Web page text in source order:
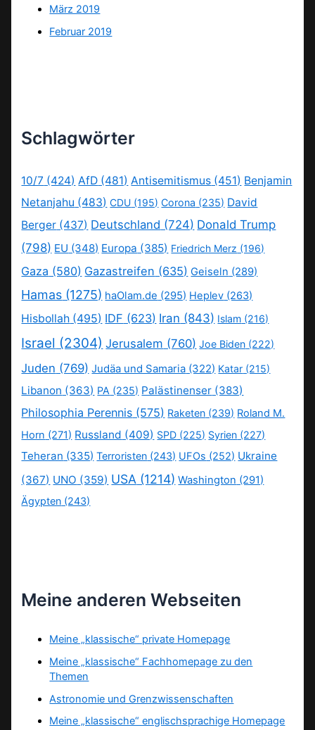
März 2019
Februar 2019
Schlagwörter
10/7 (424) AfD (481) Antisemitismus (451) Benjamin
Netanjahu (483) CDU (195) Corona (235) David
Berger (437) Deutschland (724) Donald Trump
(798) EU (348) Europa (385) Friedrich Merz (196)
Gaza (580) Gazastreifen (635) Geiseln (289)
Hamas (1275) haOlam.de (295) Heplev (263)
Hisbollah (495) IDF (623) Iran (843) Islam (216)
Israel (2304) Jerusalem (760) Joe Biden (222)
Juden (769) Judäa und Samaria (322) Katar (215)
Libanon (363) PA (235) Palästinenser (383)
Philosophia Perennis (575) Raketen (239) Roland M.
Horn (271) Russland (409) SPD (225) Syrien (227)
Teheran (335) Terroristen (243) UFOs (252) Ukraine
(367) UNO (359) USA (1214) Washington (291)
Ägypten (243)
Meine anderen Webseiten
Meine „klassische“ private Homepage
Meine „klassische“ Fachhomepage zu den
Themen
Astronomie und Grenzwissenschaften
Meine „klassische“ englischsprachige Homepage